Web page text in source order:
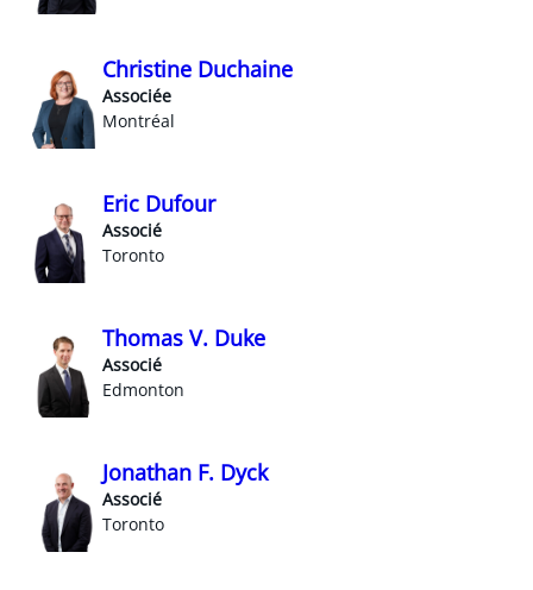
Christine Duchaine
Associée
Montréal
Eric Dufour
Associé
Toronto
Thomas V. Duke
Associé
Edmonton
Jonathan F. Dyck
Associé
Toronto